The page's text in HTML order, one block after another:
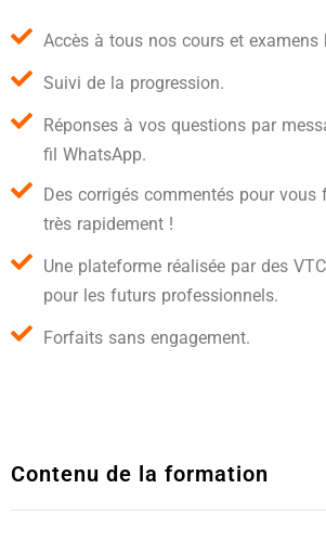
Accès à tous nos cours et examens
Suivi de la progression.
Réponses à vos questions par
fil WhatsApp.
Des corrigés commentés pour vous
très rapidement !
Une plateforme réalisée par des
pour les futurs professionnels.
Forfaits sans engagement.
Contenu de la formation